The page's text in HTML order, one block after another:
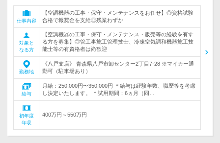
仕事内容
【空調機器の工事・保守・メンテナンスをお任せ】◎資格試験
合格で報奨金を支給◎残業わずか
対象と
なる方
【空調機器の工事・保守・メンテナンス・販売等の経験を有す
る方を募集】◎管工事施工管理技士、冷凍空気調和機器施工技
能士等の有資格者は尚歓迎
勤務地
《八戸支店》 青森県八戸市卸センター2丁目7-28 ※マイカー通
勤可（駐車場あり）
給与
月給：250,000円〜350,000円 ＊給与は経験年数、職歴等を考慮
し決定いたします。 ＊試用期間：6ヵ月（同…
初年度
年収
400万円～550万円